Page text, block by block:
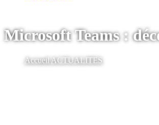
Microsoft Teams :
AccueilACTUALITES